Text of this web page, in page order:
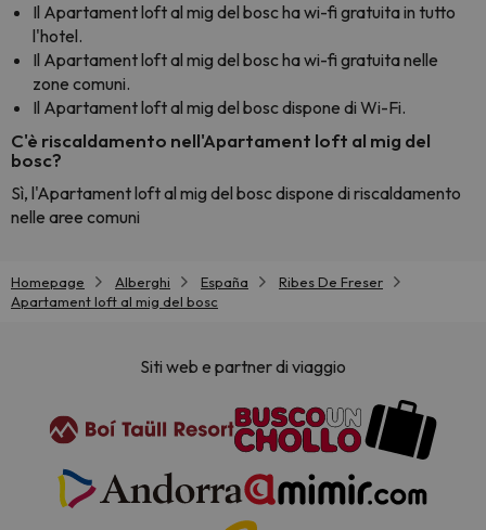
Il Apartament loft al mig del bosc ha wi-fi gratuita in tutto
l'hotel.
Il Apartament loft al mig del bosc ha wi-fi gratuita nelle
zone comuni.
Il Apartament loft al mig del bosc dispone di Wi-Fi.
C'è riscaldamento nell'Apartament loft al mig del
bosc?
Sì, l'Apartament loft al mig del bosc dispone di riscaldamento
nelle aree comuni
Homepage Alberghi España
Ribes De Freser
Apartament loft al mig del bosc
Siti web e partner di viaggio